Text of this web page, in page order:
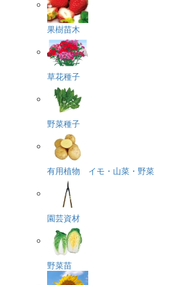
果樹苗木
草花種子
野菜種子
有用植物 イモ・山菜・野菜
園芸資材
野菜苗